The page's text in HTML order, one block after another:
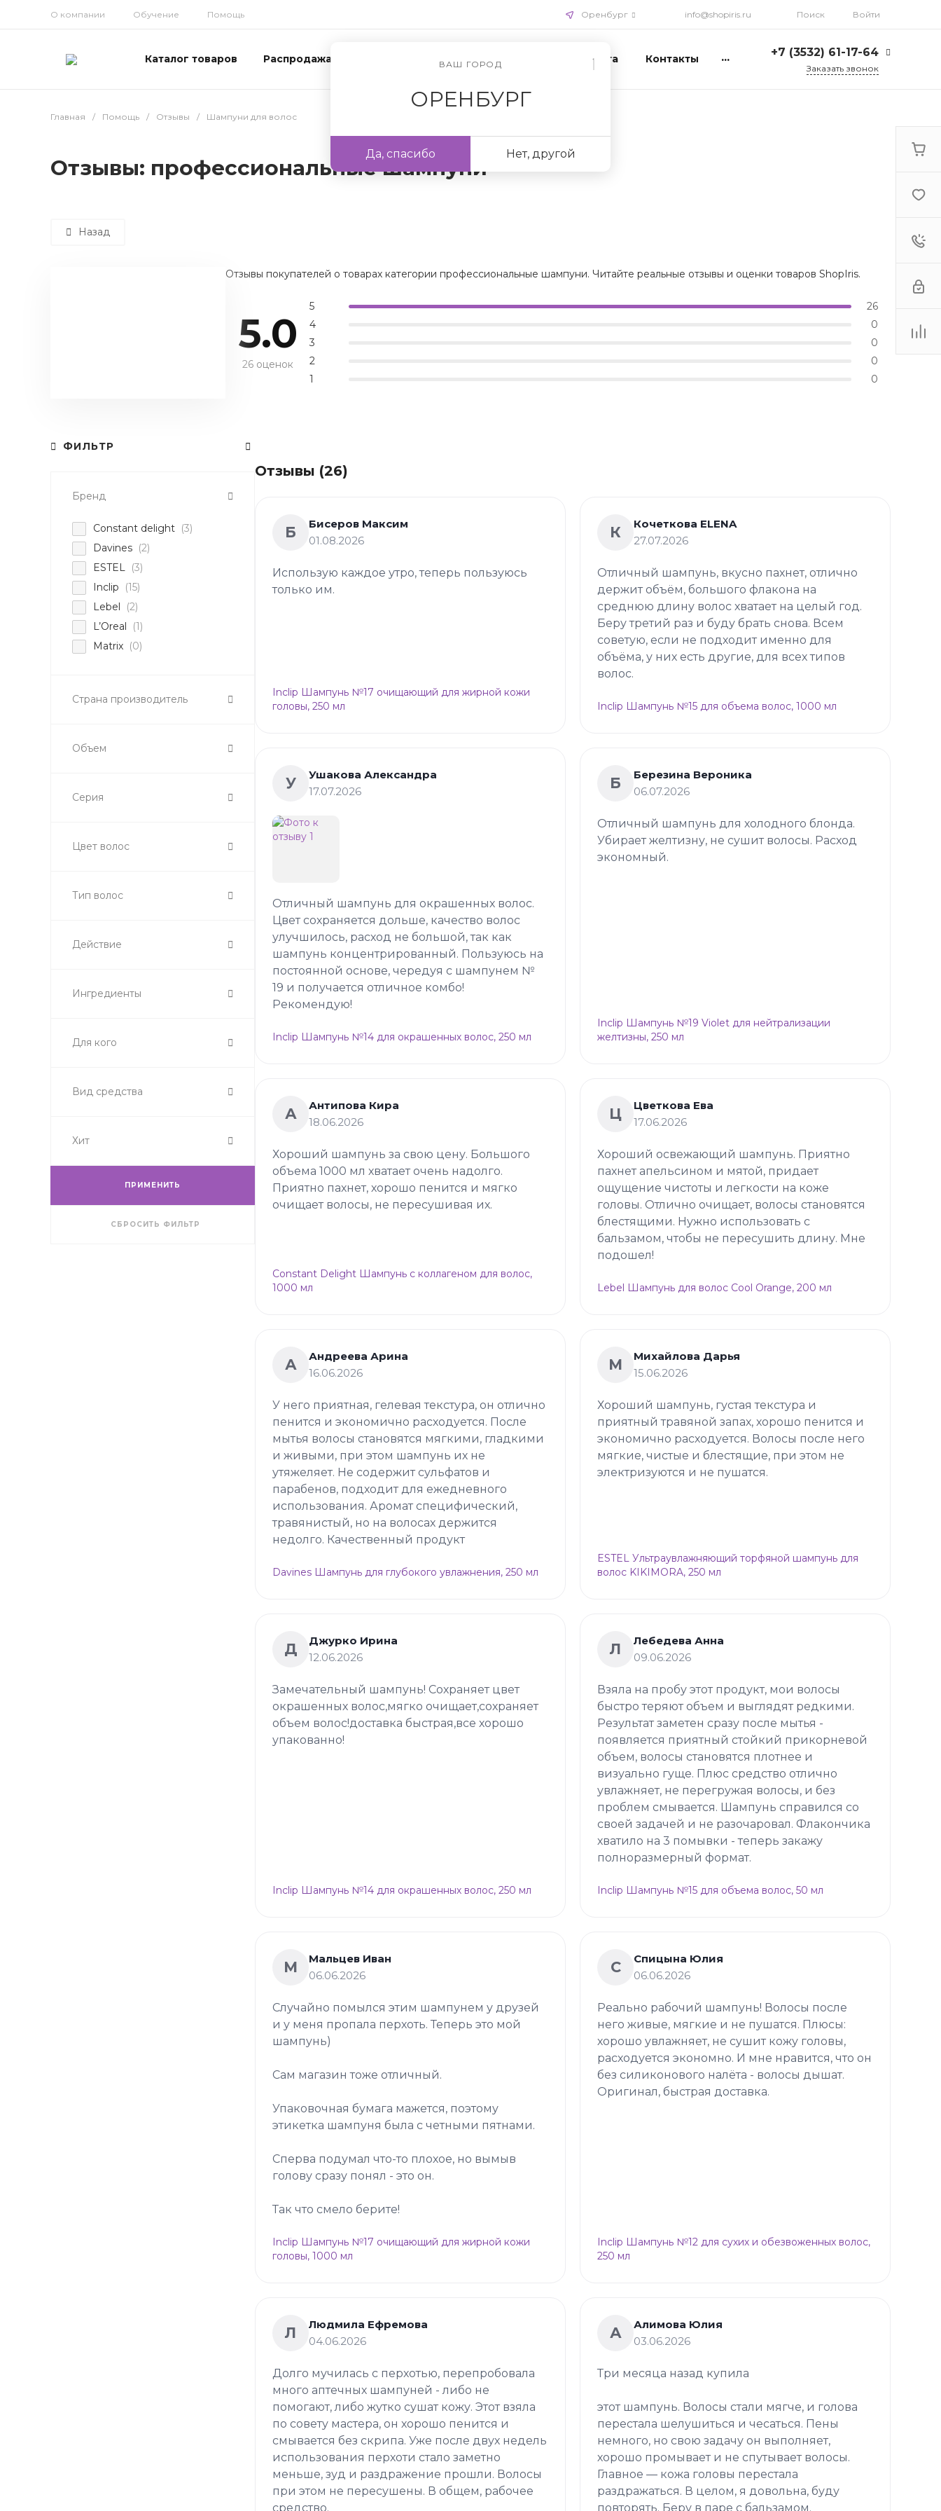
О компании Обучение Помощь Оренбург
ВАШ ГОРОД
ОРЕНБУРГ
Да, спасибо Нет, другой
info@shopiris.ru Поиск Войти
Каталог товаров Распродажа Схемы ухода Доставка и оплата Контакты ... +7 (3532) 61-17-64
+7 (922) 841-83-98
Заказать звонок
Главная / Помощь / Отзывы / Шампуни для волос
Отзывы: профессиональные шампуни
Назад
Отзывы покупателей о товарах категории профессиональные шампуни. Читайте реальные отзывы и оценки товаров ShopIris.
5.0
26 оценок
5
26
4
0
3
0
2
0
1
0
ФИЛЬТР
Бренд
Constant delight (3)
Davines (2)
ESTEL (3)
Inclip
(15)
Lebel
(2)
L’Oreal
(1)
Matrix (0)
Страна производитель
Объем
Серия
Цвет волос
Тип волос
Действие
Ингредиенты
Для кого
Вид средства
Хит
ПРИМЕНИТЬ
СБРОСИТЬ ФИЛЬТР
Отзывы (26)
Б
Бисеров Максим
01.08.2026
Использую каждое утро, теперь пользуюсь
только им.
Inclip Шампунь №17 очищающий для жирной кожи
головы, 250 мл
К
Кочеткова ELENA
27.07.2026
Отличный шампунь, вкусно пахнет, отлично
держит объём, большого флакона на
среднюю длину волос хватает на целый год.
Беру третий раз и буду брать снова. Всем
советую, если не подходит именно для
объёма, у них есть другие, для всех типов
волос.
Inclip Шампунь №15 для объема волос, 1000 мл
У
Ушакова Александра
17.07.2026
Отличный шампунь для окрашенных волос.
Цвет сохраняется дольше, качество волос
улучшилось, расход не большой, так как
шампунь концентрированный. Пользуюсь на
постоянной основе, чередуя с шампунем №
19 и получается отличное комбо!
Рекомендую!
Inclip Шампунь №14 для окрашенных волос, 250 мл
Б
Березина Вероника
06.07.2026
Отличный шампунь для холодного блонда.
Убирает желтизну, не сушит волосы. Расход
экономный.
Inclip Шампунь №19 Violet для нейтрализации
желтизны, 250 мл
А
Антипова Кира
18.06.2026
Хороший шампунь за свою цену. Большого
объема 1000 мл хватает очень надолго.
Приятно пахнет, хорошо пенится и мягко
очищает волосы, не пересушивая их.
Constant Delight Шампунь с коллагеном для волос,
1000 мл
Ц
Цветкова Ева
17.06.2026
Хороший освежающий шампунь. Приятно
пахнет апельсином и мятой, придает
ощущение чистоты и легкости на коже
головы. Отлично очищает, волосы становятся
блестящими. Нужно использовать с
бальзамом, чтобы не пересушить длину. Мне
подошел!
Lebel Шампунь для волос Cool Orange, 200 мл
А
Андреева Арина
16.06.2026
У него приятная, гелевая текстура, он отлично
пенится и экономично расходуется. После
мытья волосы становятся мягкими, гладкими
и живыми, при этом шампунь их не
утяжеляет. Не содержит сульфатов и
парабенов, подходит для ежедневного
использования. Аромат специфический,
травянистый, но на волосах держится
недолго. Качественный продукт
Davines Шампунь для глубокого увлажнения, 250 мл
М
Михайлова Дарья
15.06.2026
Хороший шампунь, густая текстура и
приятный травяной запах, хорошо пенится и
экономично расходуется. Волосы после него
мягкие, чистые и блестящие, при этом не
электризуются и не пушатся.
ESTEL Ультраувлажняющий торфяной шампунь для
волос KIKIMORA, 250 мл
Д
Джурко Ирина
12.06.2026
Замечательный шампунь! Сохраняет цвет
окрашенных волос,мягко очищает,сохраняет
объем волос!доставка быстрая,все хорошо
упакованно!
Inclip Шампунь №14 для окрашенных волос, 250 мл
Л
Лебедева Анна
09.06.2026
Взяла на пробу этот продукт, мои волосы
быстро теряют объем и выглядят редкими.
Результат заметен сразу после мытья -
появляется приятный стойкий прикорневой
объем, волосы становятся плотнее и
визуально гуще. Плюс средство отлично
увлажняет, не перегружая волосы, и без
проблем смывается. Шампунь справился со
своей задачей и не разочаровал. Флакончика
хватило на 3 помывки - теперь закажу
полноразмерный формат.
Inclip Шампунь №15 для объема волос, 50 мл
М
Мальцев Иван
06.06.2026
Случайно помылся этим шампунем у друзей
и у меня пропала перхоть. Теперь это мой
шампунь)
Сам магазин тоже отличный.
Упаковочная бумага мажется, поэтому
этикетка шампуня была с четными пятнами.
Сперва подумал что-то плохое, но вымыв
голову сразу понял - это он.
Так что смело берите!
Inclip Шампунь №17 очищающий для жирной кожи
головы, 1000 мл
С
Спицына Юлия
06.06.2026
Реально рабочий шампунь! Волосы после
него живые, мягкие и не пушатся. Плюсы:
хорошо увлажняет, не сушит кожу головы,
расходуется экономно. И мне нравится, что он
без силиконового налёта - волосы дышат.
Оригинал, быстрая доставка.
Inclip Шампунь №12 для сухих и обезвоженных волос,
250 мл
Л
Людмила Ефремова
04.06.2026
Долго мучилась с перхотью, перепробовала
много аптечных шампуней - либо не
помогают, либо жутко сушат кожу. Этот взяла
по совету мастера, он хорошо пенится и
смывается без скрипа. Уже после двух недель
использования перхоти стало заметно
меньше, зуд и раздражение прошли. Волосы
при этом не пересушены. В общем, рабочее
средство.
А
Алимова Юлия
03.06.2026
Три месяца назад купила
этот шампунь. Волосы стали мягче, и голова
перестала шелушиться и чесаться. Пены
немного, но свою задачу он выполняет,
хорошо промывает и не спутывает волосы.
Главное — кожа головы перестала
раздражаться. В целом, я довольна, буду
повторять. Беру в паре с бальзамом.